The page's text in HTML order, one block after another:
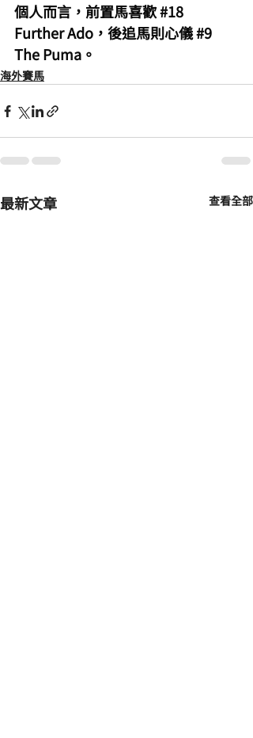
個人而言，前置馬喜歡 #18
Further Ado，後追馬則心儀 #9
The Puma。
海外賽馬
最新文章 查看全部